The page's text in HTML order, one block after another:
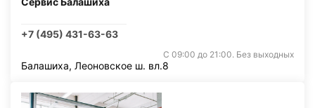
+7 (495) 431-63-63
С 09:00 до 21:00. Без выходных
Балашиха, Леоновское ш. вл.8